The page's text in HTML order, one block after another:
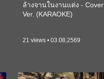
ล้างจานในงานแต่ง - Cover
Ver. (KARAOKE)
21 views • 03.08.2569